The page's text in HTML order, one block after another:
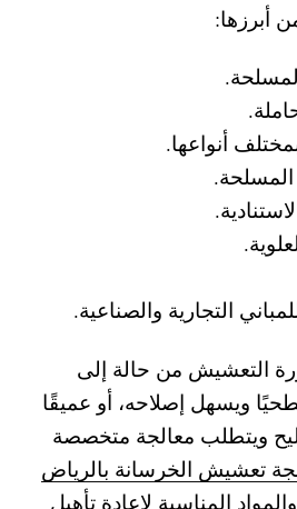
أبرزها:
أنواعها.
التجارية والصناعية.
التعشيش من حالة إلى
ويسهل إصلاحه، أو عميقًا
ويتطلب معالجة متخصصة
تعشيش الخرسانة بالرياض
المناسبة لإعادة تأهيل